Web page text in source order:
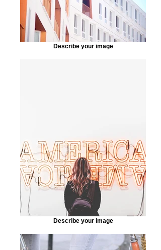
Describe your image
Describe your image